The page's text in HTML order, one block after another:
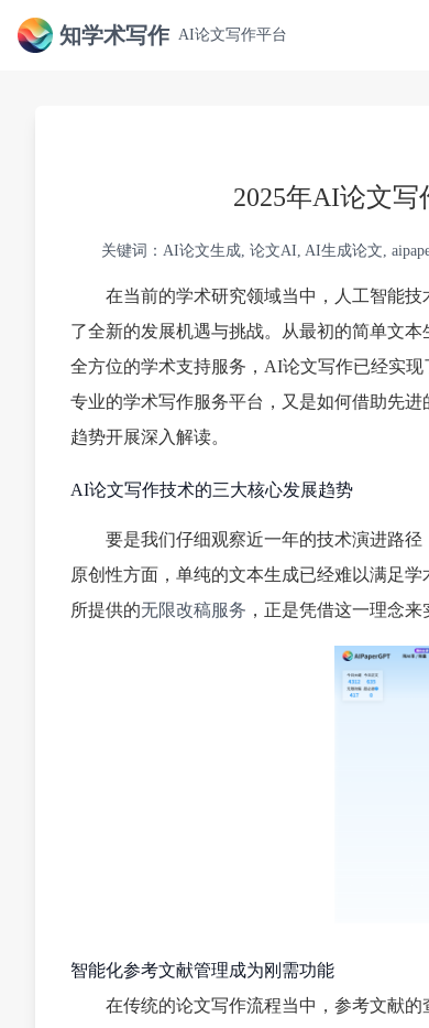
知学术写作 AI论文写作平台
2025年AI论文
关键词：AI论文生成, 论文AI, AI生成论文,
在当前的学术研究领域当中，人工智能
了全新的发展机遇与挑战。从最初的简单文
全方位的学术支持服务，AI论文写作已经实
专业的学术写作服务平台，又是如何借助先
趋势开展深入解读。
AI论文写作技术的三大核心发展趋势
要是我们仔细观察近一年的技术演进路
原创性方面，单纯的文本生成已经难以满足
所提供的无限改稿服务 ，正是凭借这一理念
智能化参考文献管理成为刚需功能
在传统的论文写作流程当中，参考文献